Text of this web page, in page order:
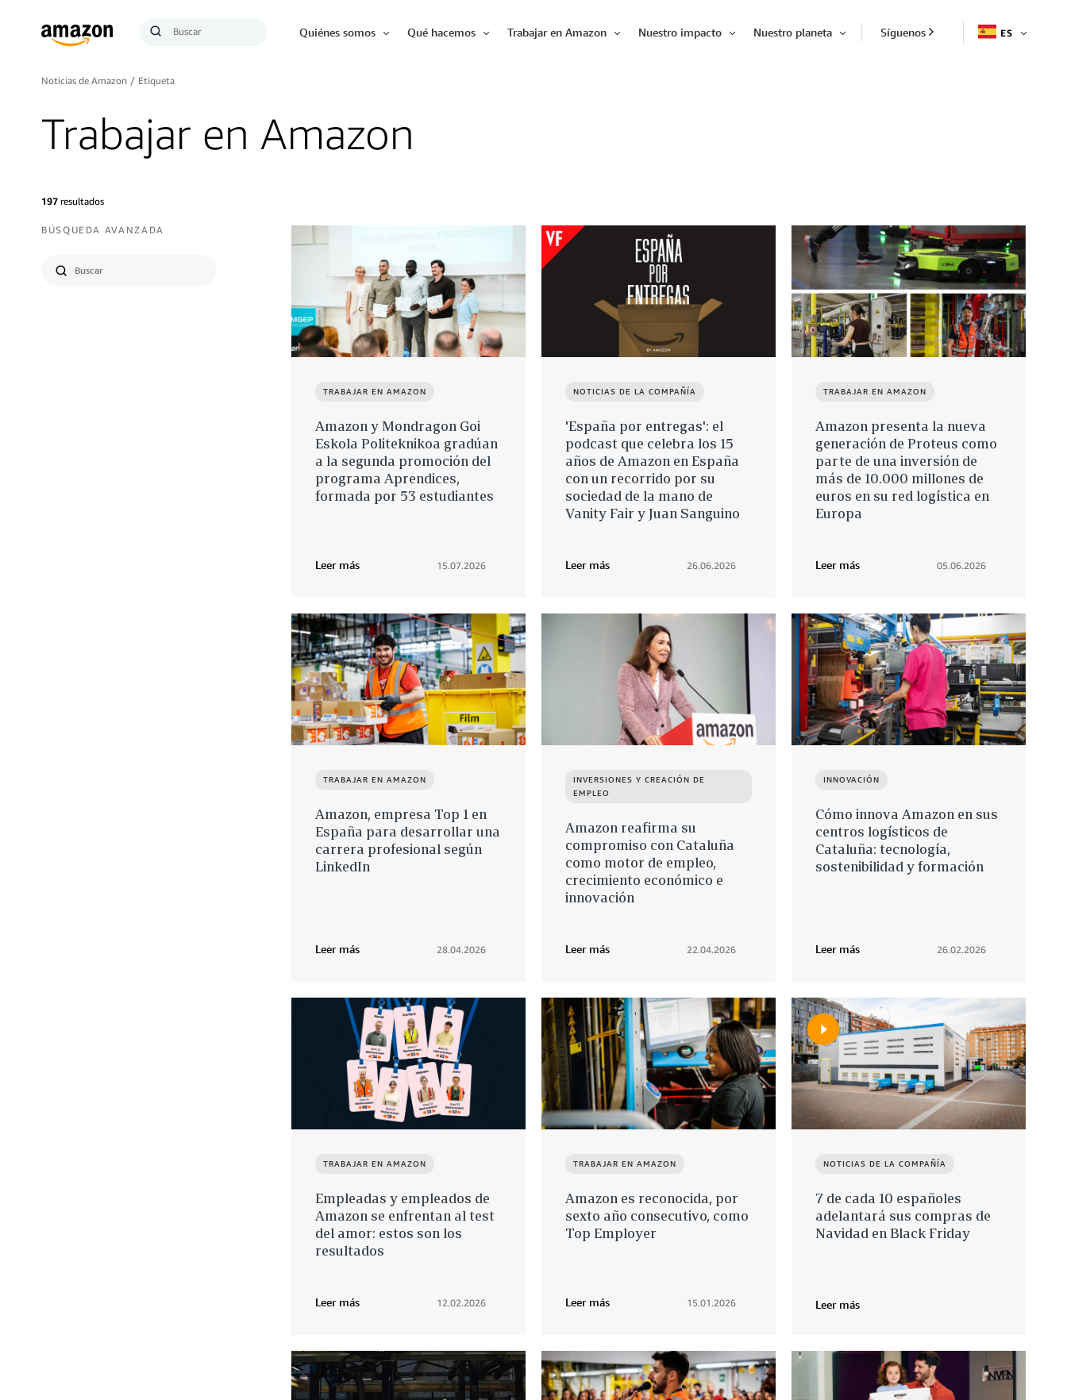
Enviar
Quiénes somos
Qué hacemos
Trabajar en Amazon
Nuestro impacto
Nuestro planeta
Expandir
Síguenos ES
Noticias de Amazon / Etiqueta
Trabajar en Amazon
197 resultados
BÚSQUEDA AVANZADA
Seleccionar
TRABAJAR EN AMAZON
Amazon y Mondragon Goi
Eskola Politeknikoa gradúan
a la segunda promoción del
programa Aprendices,
formada por 53 estudiantes
Leer más 15.07.2026
NOTICIAS DE LA COMPAÑÍA
'España por entregas': el
podcast que celebra los 15
años de Amazon en España
con un recorrido por su
sociedad de la mano de
Vanity Fair y Juan Sanguino
Leer más 26.06.2026
TRABAJAR EN AMAZON
Amazon presenta la nueva
generación de Proteus como
parte de una inversión de
más de 10.000 millones de
euros en su red logística en
Europa
Leer más 05.06.2026
TRABAJAR EN AMAZON
Amazon, empresa Top 1 en
España para desarrollar una
carrera profesional según
LinkedIn
Leer más 28.04.2026
INVERSIONES Y CREACIÓN DE
EMPLEO
Amazon reafirma su
compromiso con Cataluña
como motor de empleo,
crecimiento económico e
innovación
Leer más 22.04.2026
INNOVACIÓN
Cómo innova Amazon en sus
centros logísticos de
Cataluña: tecnología,
sostenibilidad y formación
Leer más 26.02.2026
TRABAJAR EN AMAZON
Empleadas y empleados de
Amazon se enfrentan al test
del amor: estos son los
resultados
Leer más 12.02.2026
TRABAJAR EN AMAZON
Amazon es reconocida, por
sexto año consecutivo, como
Top Employer
Leer más 15.01.2026
NOTICIAS DE LA COMPAÑÍA
7 de cada 10 españoles
adelantará sus compras de
Navidad en Black Friday
Leer más